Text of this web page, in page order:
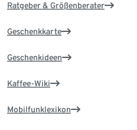
Ratgeber & Größenberater
Geschenkkarte
Geschenkideen
Kaffee-Wiki
Mobilfunklexikon